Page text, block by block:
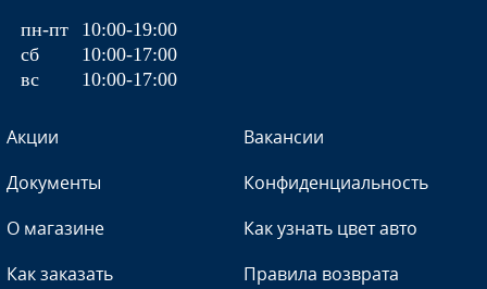
пн-пт 10:00-19:00
сб
10:00-17:00
вс
10:00-17:00
Акции
Вакансии
Документы
Конфиденциальность
О магазине
Как узнать цвет авто
Как заказать
Правила возврата